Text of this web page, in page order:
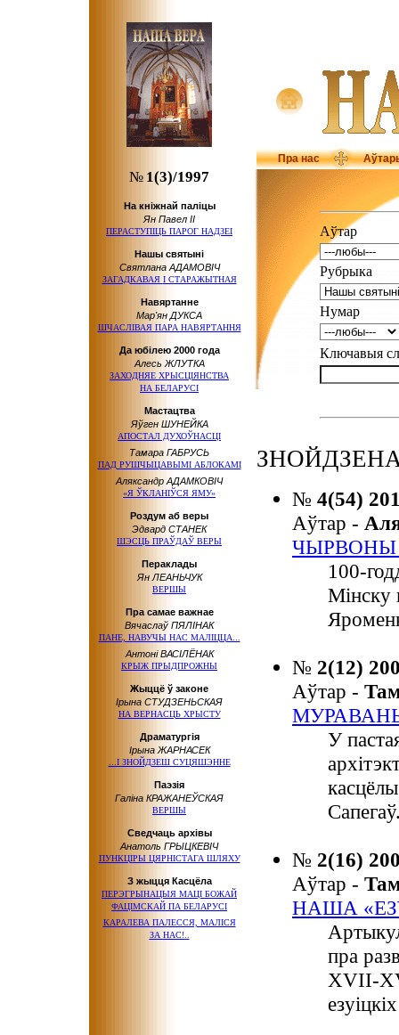
Пра нас
№ 1(3)/1997
На кніжнай паліцы
Ян Павел ІІ
ПЕРАСТУПІЦЬ ПАРОГ НАДЗЕІ
Нашы святыні
Святлана АДАМОВІЧ
ЗАГАДКАВАЯ І СТАРАЖЫТНАЯ
Навяртанне
Мар'ян ДУКСА
ШЧАСЛІВАЯ ПАРА НАВЯРТАННЯ
Да юбілею 2000 года
Алесь ЖЛУТКА
ЗАХОДНЯЕ ХРЫСЦІЯНСТВА
НА БЕЛАРУСІ
Мастацтва
Яўген ШУНЕЙКА
АПОСТАЛ ДУХОЎНАСЦІ
Тамара ГАБРУСЬ
ПАД РУШЧЫЦАВЫМІ АБЛОКАМІ
Аляксандр АДАМКОВІЧ
«Я ЎКЛАНІЎСЯ ЯМУ»
Роздум аб веры
Эдвард СТАНЕК
ШЭСЦЬ ПРАЎДАЎ ВЕРЫ
Пераклады
Ян ЛЕАНЬЧУК
ВЕРШЫ
Пра самае важнае
Вячаслаў ПЯЛІНАК
ПАНЕ, НАВУЧЫ НАС МАЛІЦЦА...
Антоні ВАСІЛЁНАК
КРЫЖ ПРЫДПРОЖНЫ
Жыццё ў законе
Ірына СТУДЗЕНЬСКАЯ
НА ВЕРНАСЦЬ ХРЫСТУ
Драматургія
Ірына ЖАРНАСЕК
...І ЗНОЙДЗЕШ СУЦЯШЭННЕ
Паэзія
Галіна КРАЖАНЕЎСКАЯ
ВЕРШЫ
Сведчаць архівы
Анатоль ГРЫЦКЕВІЧ
ПУНКЦІРЫ ЦЯРНІСТАГА ШЛЯХУ
З жыцця Касцёла
ПЕРЭГРЫНАЦЫЯ МАЦІ БОЖАЙ
ФАЦІМСКАЙ ПА БЕЛАРУСІ
КАРАЛЕВА ПАЛЕССЯ, МАЛІСЯ
ЗА НАС!..
Аўтар
Рубрыка
Нумар
Ключавыя
№ 4(54)
Аўтар -
ЧЫРВОНЫ
100-
Мінску
№ 2(12)
Аўтар -
У
№ 2(16)
Аўтар -
НАША
пра
XVII-